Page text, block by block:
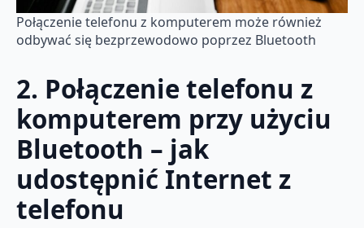
Połączenie telefonu z komputerem może również
odbywać się bezprzewodowo poprzez Bluetooth
2. Połączenie telefonu z
komputerem przy użyciu
Bluetooth – jak
udostępnić Internet z
telefonu